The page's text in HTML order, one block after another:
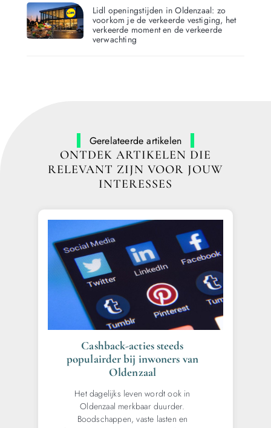
Lidl openingstijden in Oldenzaal: zo
voorkom je de verkeerde vestiging, het
verkeerde moment en de verkeerde
verwachting
Gerelateerde artikelen
ONTDEK ARTIKELEN DIE
RELEVANT ZIJN VOOR JOUW
INTERESSES
Cashback-acties steeds
populairder bij inwoners van
Oldenzaal
Het dagelijks leven wordt ook in
Oldenzaal merkbaar duurder.
Boodschappen, vaste lasten en